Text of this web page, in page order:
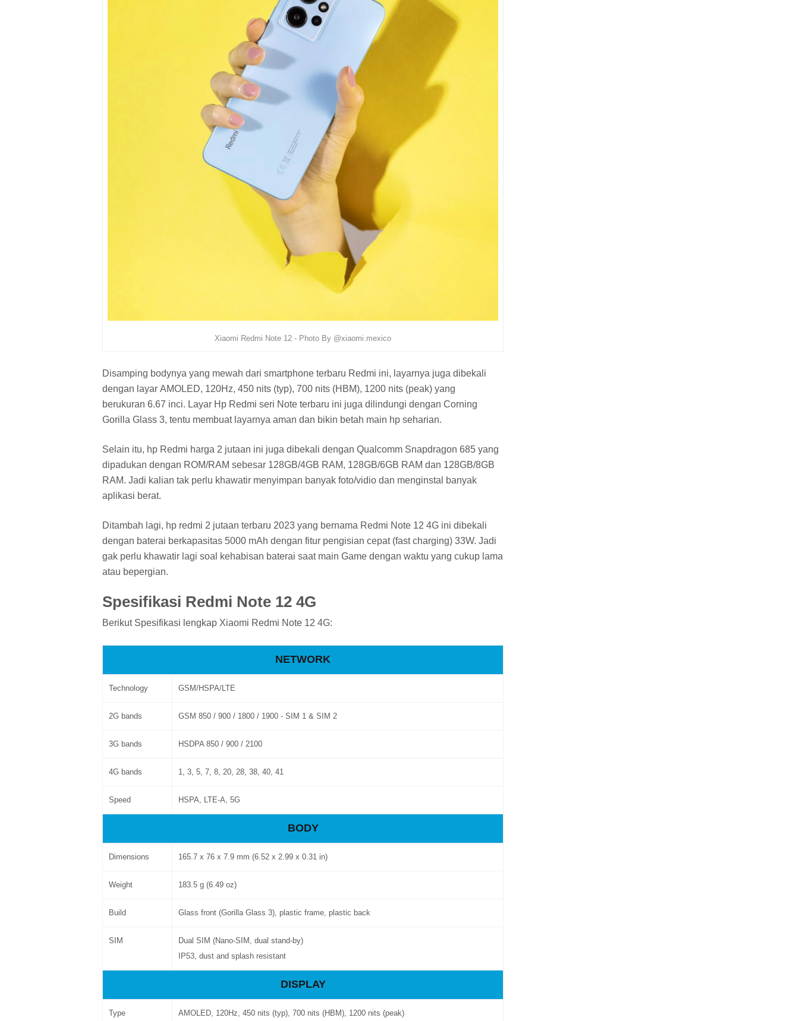
Xiaomi Redmi Note 12 - Photo By @xiaomi.mexico
Disamping bodynya yang mewah dari smartphone terbaru Redmi ini, layarnya juga dibekali
dengan layar AMOLED, 120Hz, 450 nits (typ), 700 nits (HBM), 1200 nits (peak) yang
berukuran 6.67 inci. Layar Hp Redmi seri Note terbaru ini juga dilindungi dengan Corning
Gorilla Glass 3, tentu membuat layarnya aman dan bikin betah main hp seharian.
Selain itu, hp Redmi harga 2 jutaan ini juga dibekali dengan Qualcomm Snapdragon 685 yang
dipadukan dengan ROM/RAM sebesar 128GB/4GB RAM, 128GB/6GB RAM dan 128GB/8GB
RAM. Jadi kalian tak perlu khawatir menyimpan banyak foto/vidio dan menginstal banyak
aplikasi berat.
Ditambah lagi, hp redmi 2 jutaan terbaru 2023 yang bernama Redmi Note 12 4G ini dibekali
dengan baterai berkapasitas 5000 mAh dengan fitur pengisian cepat (fast charging) 33W. Jadi
gak perlu khawatir lagi soal kehabisan baterai saat main Game dengan waktu yang cukup lama
atau bepergian.
Spesifikasi Redmi Note 12 4G
Berikut Spesifikasi lengkap Xiaomi Redmi Note 12 4G:
NETWORK
Technology GSM/HSPA/LTE
2G bands GSM 850 / 900 / 1800 / 1900 - SIM 1 & SIM 2
3G bands HSDPA 850 / 900 / 2100
4G bands 1, 3, 5, 7, 8, 20, 28, 38, 40, 41
Speed HSPA, LTE-A, 5G
BODY
Dimensions 165.7 x 76 x 7.9 mm (6.52 x 2.99 x 0.31 in)
Weight 183.5 g (6.49 oz)
Build Glass front (Gorilla Glass 3), plastic frame, plastic back
SIM
Dual SIM (Nano-SIM, dual stand-by)
IP53, dust and splash resistant
DISPLAY
Type AMOLED, 120Hz, 450 nits (typ), 700 nits (HBM), 1200 nits (peak)